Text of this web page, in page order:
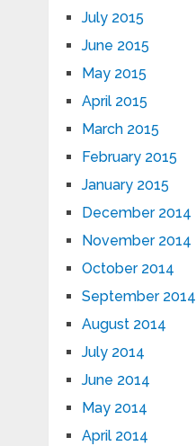
July 2015
June 2015
May 2015
April 2015
March 2015
February 2015
January 2015
December 2014
November 2014
October 2014
September 2014
August 2014
July 2014
June 2014
May 2014
April 2014